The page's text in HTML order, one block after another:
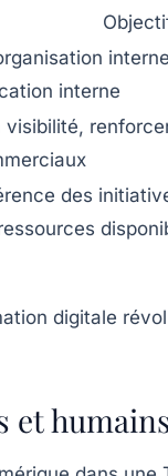
interne
visibilité,
des
et